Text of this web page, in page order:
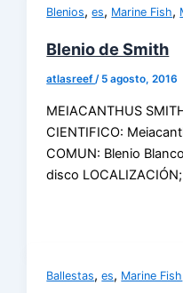
Blenios,es, Marine Fish,
Blenio de Smith
atlasreef/ 5 agosto, 2016
MEIACANTHUS
CIENTIFICO:
COMUN: Blenio
disco
Ballestas,es, Marine Fish